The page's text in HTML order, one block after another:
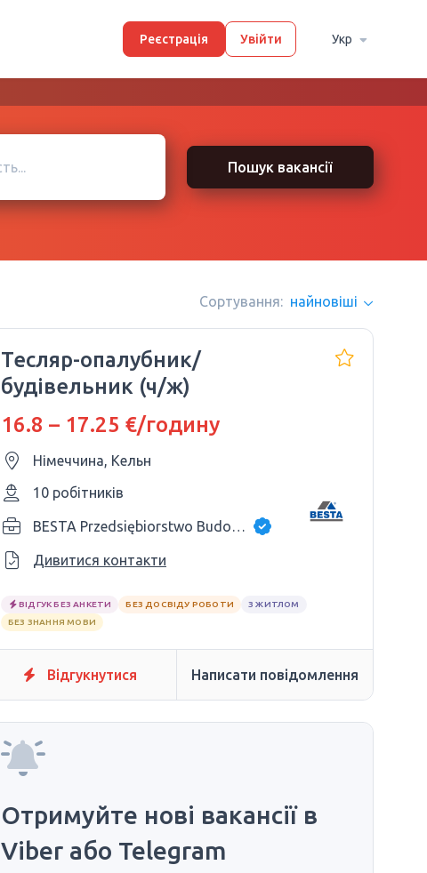
Реєстрація Увійти Укр
Пошук вакансії
Сортування: найновіші
Тесляр-опалубник/
будівельник (ч/ж)
16.8 – 17.25 €/годину
Німеччина, Кельн
10 робітників
BESTA Przedsiębiorstwo Budowlane
Дивитися контакти
ВІДГУК БЕЗ АНКЕТИ БЕЗ ДОСВІДУ РОБОТИ
З ЖИТЛОМ
БЕЗ ЗНАННЯ МОВИ
Відгукнутися Написати повідомлення
Отримуйте нові вакансії в
Viber або Telegram